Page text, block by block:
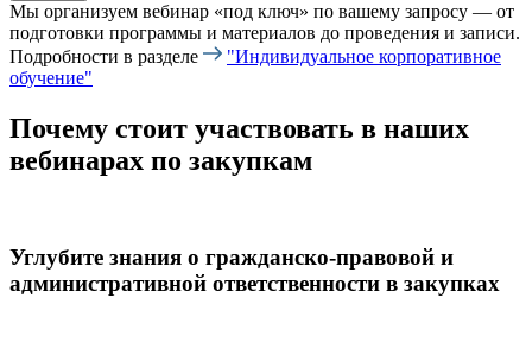
Мы организуем вебинар «под ключ» по вашему запросу — от
подготовки программы и материалов до проведения и записи.
Подробности в разделе
"Индивидуальное корпоративное
обучение"
Почему стоит участвовать в наших
вебинарах по закупкам
Углубите знания о гражданско-правовой и
административной ответственности в закупках